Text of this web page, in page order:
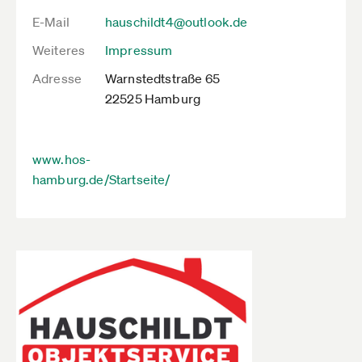
E-Mail
hauschildt4@outlook.de
Weiteres
Impressum
Adresse
Warnstedtstraße 65
22525 Hamburg
www.hos-
hamburg.de/Startseite/